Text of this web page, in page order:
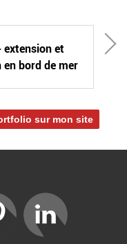
extension et
bord de mer
sur mon site